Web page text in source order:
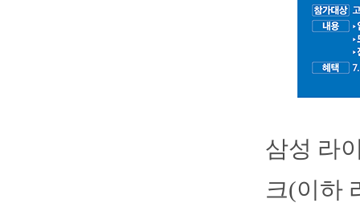
삼성 라
크(이하